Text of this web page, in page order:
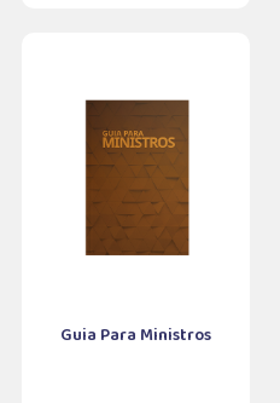
Guia Para Ministros